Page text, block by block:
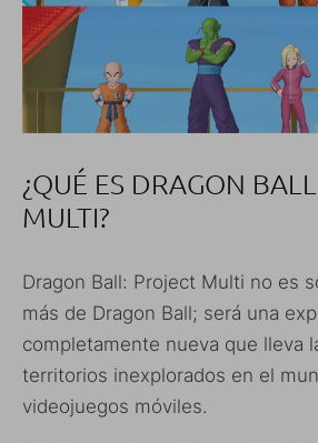
¿QUÉ ES DRAGON
MULTI?
Dragon Ball: Project Multi no es
más de Dragon Ball; será una
completamente nueva que lleva
territorios inexplorados en el
videojuegos móviles.